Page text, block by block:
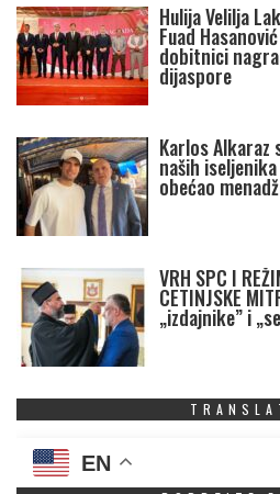
Hulija Velilja
Fuad
dobitnici
dijaspore
Karlos
naših
obećao
VRH SPC I
CETINJSKE
„izdajnike” i
EN